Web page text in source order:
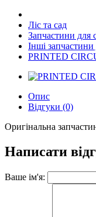
Ліс та сад
Запчастини для
Інші
PRINTED
Опис
Відгуки (0)
Оригінальна
Написати
Ваше ім'я: